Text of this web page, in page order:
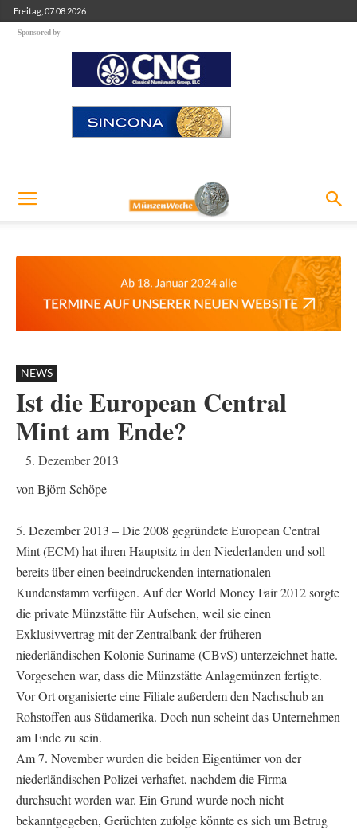
Freitag, 07.08.2026
Sponsored by
NEWS
Ist die European Central
Mint am Ende?
5. Dezember 2013
von Björn Schöpe
5. Dezember 2013 – Die 2008 gegründete European Central
Mint (ECM) hat ihren Hauptsitz in den Niederlanden und soll
bereits über einen beeindruckenden internationalen
Kundenstamm verfügen. Auf der World Money Fair 2012 sorgte
die private Münzstätte für Aufsehen, weil sie einen
Exklusivvertrag mit der Zentralbank der früheren
niederländischen Kolonie Suriname (CBvS) unterzeichnet hatte.
Vorgesehen war, dass die Münzstätte Anlagemünzen fertigte.
Vor Ort organisierte eine Filiale außerdem den Nachschub an
Rohstoffen aus Südamerika. Doch nun scheint das Unternehmen
am Ende zu sein.
Am 7. November wurden die beiden Eigentümer von der
niederländischen Polizei verhaftet, nachdem die Firma
durchsucht worden war. Ein Grund wurde noch nicht
bekanntgegeben, Gerüchten zufolge könnte es sich um Betrug